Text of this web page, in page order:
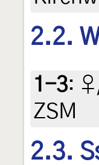
2.2.
1-3:
ZSM
2.3.